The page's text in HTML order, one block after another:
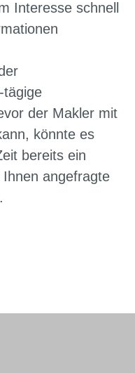
Interesse schnell
tägige
der Makler mit
könnte es
bereits ein
angefragte